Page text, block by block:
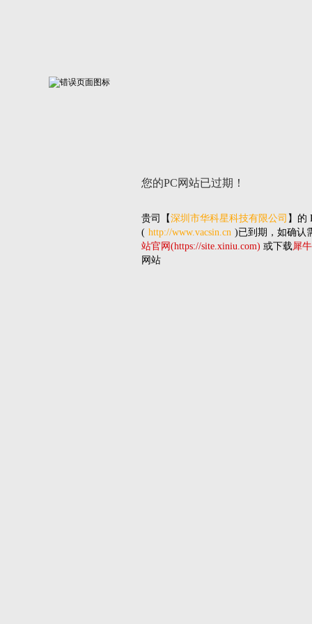
您的PC网站已过期！
贵司 【深圳市华科星科技有限公司 】的
( http://www.vacsin.cn )已到期，如确认
站官网(https://site.xiniu.com) 或下载犀
网站